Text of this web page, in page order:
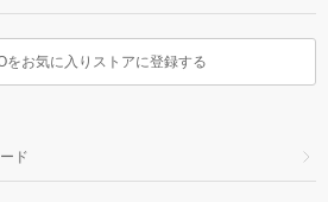
をお気に入りストアに登録する
ド